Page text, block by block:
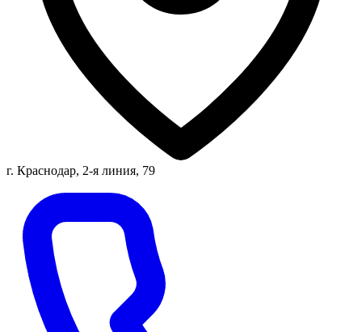
г. Краснодар, 2-я линия, 79